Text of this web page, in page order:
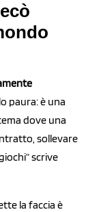
paura: è una
dove una
sollevare
scrive
la faccia è